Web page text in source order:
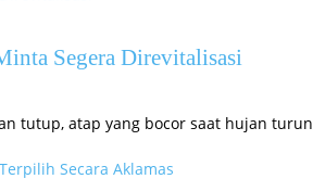
Segera Direvitalisasi
tutup, atap yang bocor saat hujan